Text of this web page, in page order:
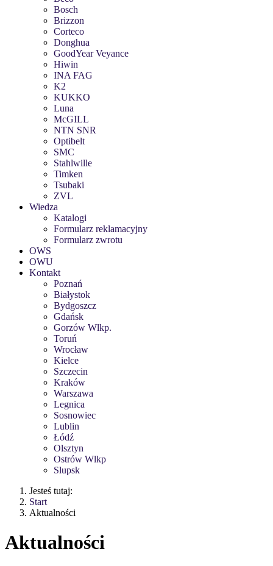
Bosch
Brizzon
Corteco
Donghua
GoodYear Veyance
Hiwin
INA FAG
K2
KUKKO
Luna
McGILL
NTN SNR
Optibelt
SMC
Stahlwille
Timken
Tsubaki
ZVL
Wiedza
Katalogi
Formularz reklamacyjny
Formularz zwrotu
OWS
OWU
Kontakt
Poznań
Białystok
Bydgoszcz
Gdańsk
Gorzów Wlkp.
Toruń
Wrocław
Kielce
Szczecin
Kraków
Warszawa
Legnica
Sosnowiec
Lublin
Łódź
Olsztyn
Ostrów Wlkp
Slupsk
Jesteś tutaj:
Start
Aktualności
Aktualności